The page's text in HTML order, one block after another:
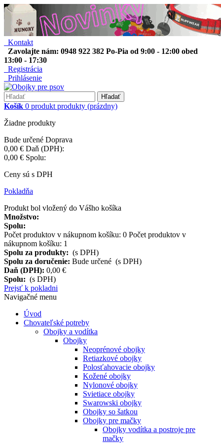
Kontakt
Zavolajte nám: 0948 922 382 Po-Pia od 9:00 - 12:00 obed
13:00 - 17:30
Registrácia
Prihlásenie
Hľadať
Košík 0 produkt produkty (prázdny)
Žiadne produkty
Bude určené Doprava
0,00 € Daň (DPH):
0,00 € Spolu:
Ceny sú s DPH
Pokladňa
Produkt bol vložený do Vášho košíka
Množstvo:
Spolu:
Počet produktov v nákupnom košíku: 0 Počet produktov v
nákupnom košíku: 1
Spolu za produkty: (s DPH)
Spolu za doručenie: Bude určené (s DPH)
Daň (DPH): 0,00 €
Spolu: (s DPH)
Prejsť k pokladni
Navigačné menu
Úvod
Chovateľské potreby
Obojky a vodítka
Obojky
Neoprénové obojky
Retiazkové obojky
Polosťahovacie obojky
Kožené obojky
Nylonové obojky
Svietiace obojky
Swarowski obojky
Obojky so šatkou
Obojky pre mačky
Obojky vodítka a postroje pre
mačky